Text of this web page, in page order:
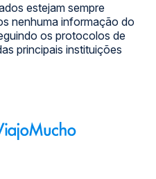
estejam sempre
nenhuma informação do
os protocolos de
principais instituições